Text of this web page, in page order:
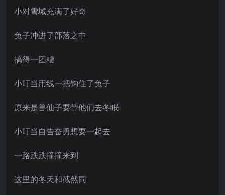
小对雪域充满了好奇
兔子冲进了部落之中
搞得一团糟
小叮当用线一把钩住了兔子
原来是兽仙子要带他们去冬眠
小叮当自告奋勇想要一起去
一路跌跌撞撞来到
这里的冬天和截然同